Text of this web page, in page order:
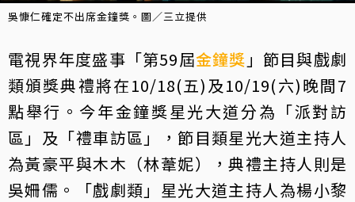
吳慷仁確定不出席金鐘獎。圖／三立提供
電視界年度盛事「第59屆金鐘獎 」節目與戲劇
類頒獎典禮將在10/18(五)及10/19(六)晚間7
點舉行。今年金鐘獎星光大道分為「派對訪
區」及「禮車訪區」，節目類星光大道主持人
為黃豪平與木木（林葦妮），典禮主持人則是
吳姍儒。「戲劇類」星光大道主持人為楊小黎